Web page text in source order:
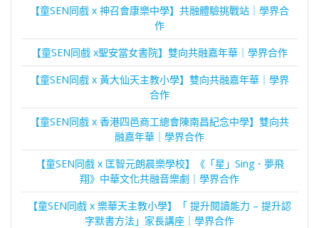
【童SEN同戲 x 神召會康樂中學】共融體驗挑戰站｜學界合
作
【童SEN同戲 x聖安當女書院】雙向共融嘉年華｜學界合作
【童SEN同戲 x 黃大仙天主教小學】雙向共融嘉年華｜學界
合作
【童SEN同戲 x 香港四邑商工總會陳南昌紀念中學】雙向共
融嘉年華｜學界合作
【童SEN同戲 x 匡智元朗晨樂學校】《「星」Sing．夢飛
翔》中華文化共融音樂劇｜學界合作
【童SEN同戲 x 樂華天主教小學】「 提升閱讀能力 – 提升認
字默書方法」家長講座｜學界合作